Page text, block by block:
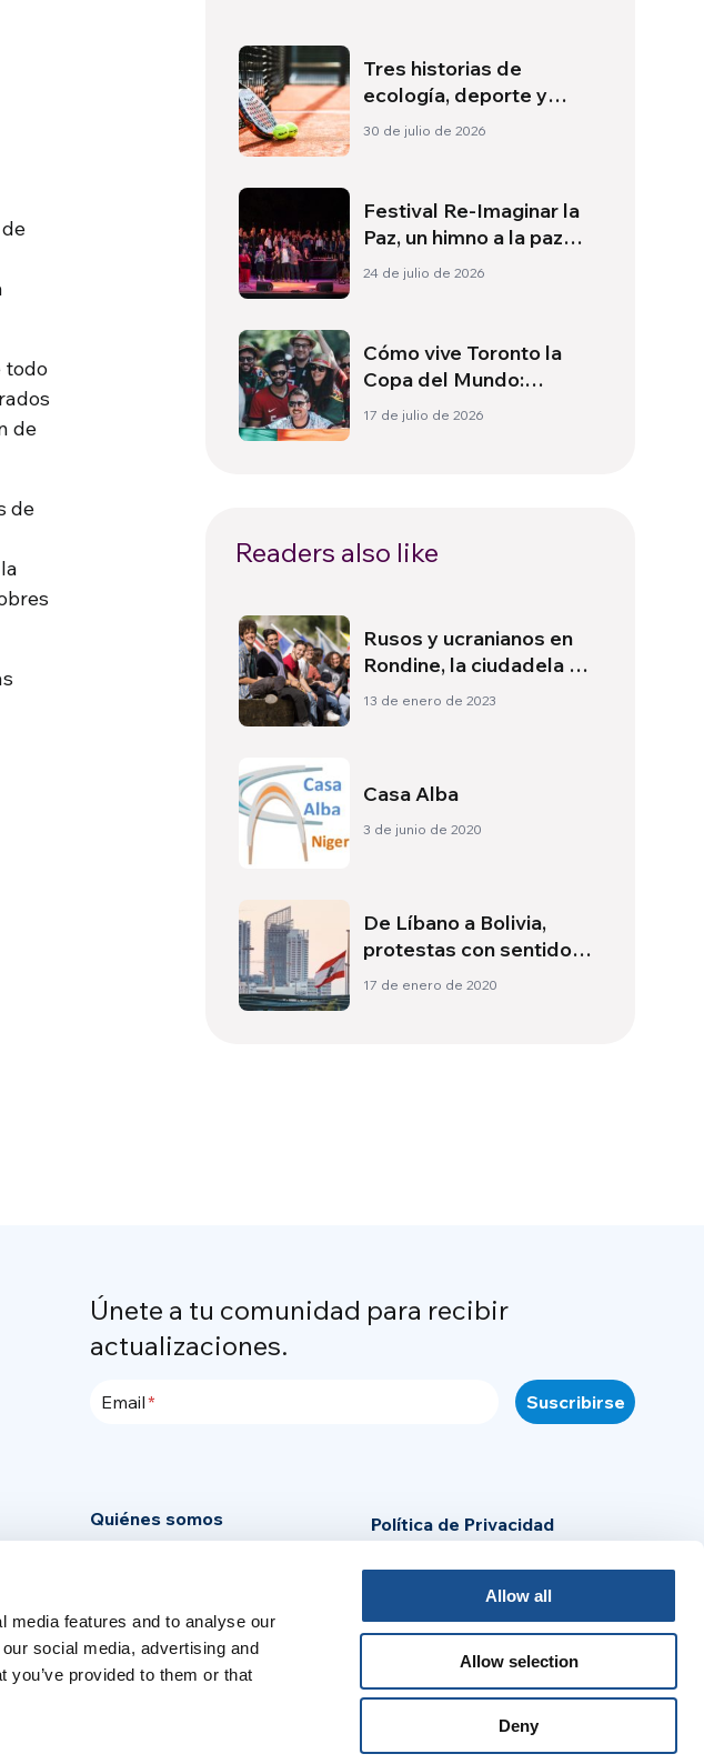
media features and to analyse our
social media, advertising and
provided to them or that
Allow all
Allow selection
Deny
todo
de
de
Tres historias de
ecología, deporte y
salud en Sudamérica
30 de julio de 2026
Festival Re-Imaginar la
Paz, un himno a la paz
desde Florencia
24 de julio de 2026
Cómo vive Toronto la
Copa del Mundo:
Cultura, identidad y
17 de julio de 2026
Readers also like
Rusos y ucranianos en
Rondine, la ciudadela de
la paz
13 de enero de 2023
Casa Alba
3 de junio de 2020
De Líbano a Bolivia,
protestas con sentido
de unidad
17 de enero de 2020
Únete a tu comunidad para recibir
actualizaciones.
Email
Quiénes somos
Area de prensa
Política de Privacidad
Español Français